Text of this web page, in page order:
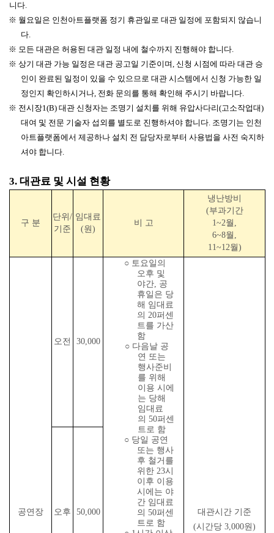
니다.
※ 월요일은 인천아트플랫폼 정기 휴관일로 대관 일정에 포함되지 않습니
다.
※ 모든 대관은 허용된 대관 일정 내에 철수까지 진행해야 합니다.
※상기 대관 가능 일정은 대관 공고일 기준이며,신청 시점에 따라 대관 승
인이 완료된 일정이 있을 수 있으므로 대관 시스템에서 신청 가능한 일
정인지 확인하시거나, 전화 문의를 통해 확인해 주시기 바랍니다.
※ 전시장1(B) 대관 신청자는 조명기 설치를 위해 유압사다리(고소작업대)
대여 및 전문 기술자 섭외를 별도로 진행하셔야 합니다. 조명기는 인천
아트플랫폼에서 제공하나 설치 전 담당자로부터 사용법을 사전 숙지하
셔야 합니다.
3. 대관료 및 시설 현황
구 분
단위 /
기준
임대료
(원)
비 고
냉난방비
(부과기간
1~2월 ,
6~8월 ,
11~12월)
공연장
오전 30,000
○ 토요일의
오후 및
야간, 공
휴일은 당
해 임대료
의 20퍼센
트를 가산
함
○ 다음날 공
연 또는
행사준비
를 위해
이용 시에
는 당해
임대료
의 50퍼센
트로 함
○ 당일 공연
또는 행사
후 철거를
위한 23시
이후 이용
시에는 야
간 임대료
의 50퍼센
트로 함
대관시간 기준
(시간당 3,000원)
오후 50,000